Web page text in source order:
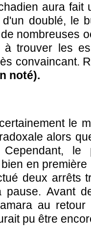
aura fait
doublé, le
nombreuses
trouver les
convaincant.
noté).
le
alors
le
en
deux arrêts
Avant
au
pu être